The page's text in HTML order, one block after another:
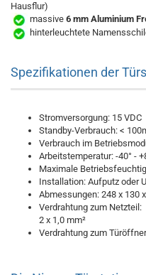
Hausflur)
massive 6 mm Aluminium
hinterleuchtete
Spezifikationen der
Stromversorgung: 15 VDC
Standby-Verbrauch: <
Verbrauch im
Arbeitstemperatur: -40° -
Maximale
Installation: Aufputz oder
Abmessungen: 248 x 130
Verdrahtung zum Netzteil:
2 x 1,0 mm²
Verdrahtung zum